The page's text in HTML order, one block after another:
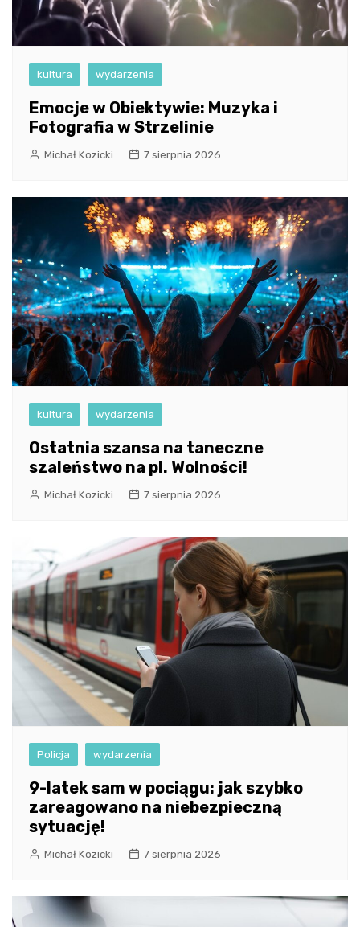
kultura wydarzenia
Emocje w Obiektywie: Muzyka i
Fotografia w Strzelinie
Michał Kozicki 7 sierpnia 2026
kultura wydarzenia
Ostatnia szansa na taneczne
szaleństwo na pl. Wolności!
Michał Kozicki 7 sierpnia 2026
Policja wydarzenia
9-latek sam w pociągu: jak szybko
zareagowano na niebezpieczną
sytuację!
Michał Kozicki 7 sierpnia 2026